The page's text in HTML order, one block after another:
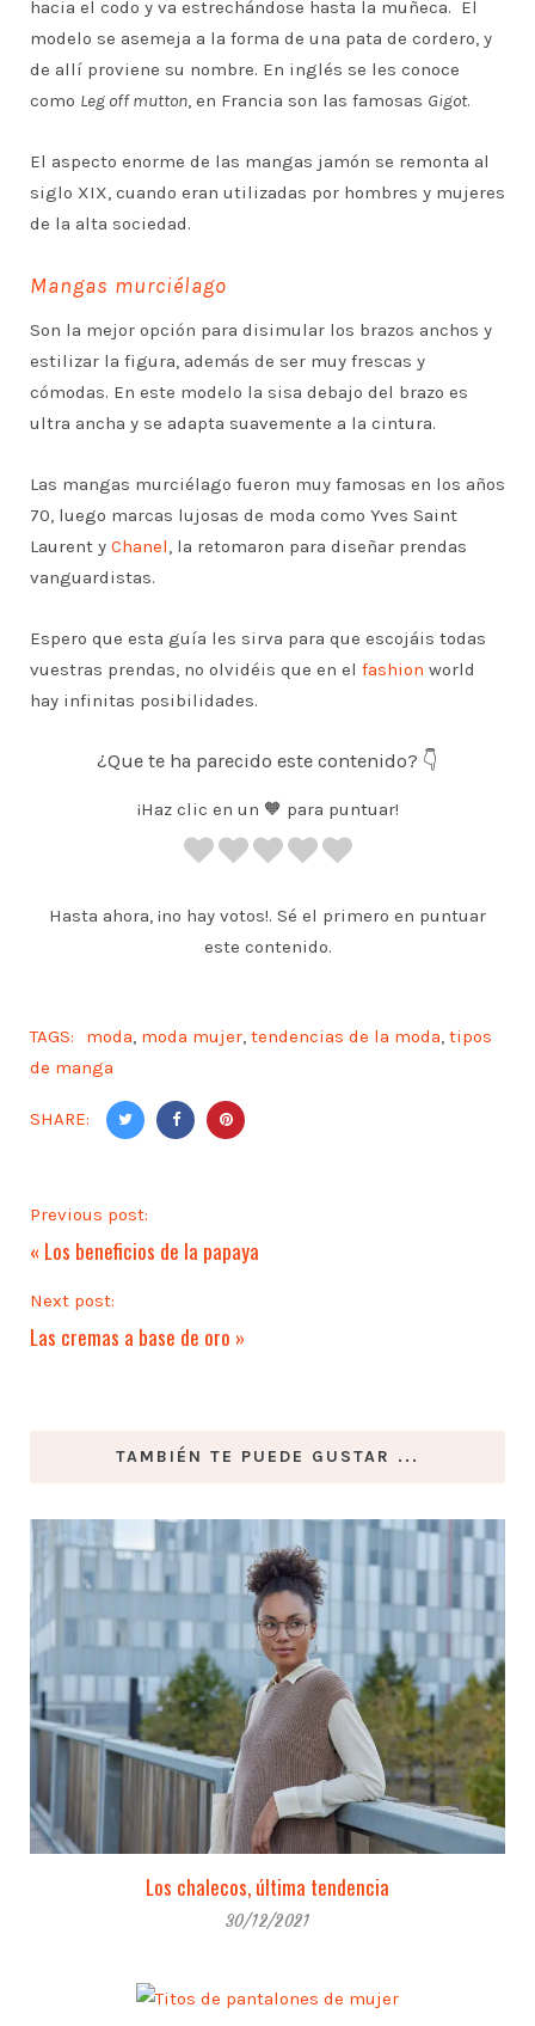
hacia el codo y va estrechándose hasta la muñeca. El
modelo se asemeja a la forma de una pata de cordero, y
de allí proviene su nombre. En inglés se les conoce
como Leg off mutton, en Francia son las famosas Gigot.
El aspecto enorme de las mangas jamón se remonta al
siglo XIX, cuando eran utilizadas por hombres y mujeres
de la alta sociedad.
Mangas murciélago
Son la mejor opción para disimular los brazos anchos y
estilizar la figura, además de ser muy frescas y
cómodas. En este modelo la sisa debajo del brazo es
ultra ancha y se adapta suavemente a la cintura.
Las mangas murciélago fueron muy famosas en los años
70, luego marcas lujosas de moda como Yves Saint
Laurent y Chanel, la retomaron para diseñar prendas
vanguardistas.
Espero que esta guía les sirva para que escojáis todas
vuestras prendas, no olvidéis que en el fashion world
hay infinitas posibilidades.
¿Que te ha parecido este contenido? 👇
¡Haz clic en un 🧡 para puntuar!
Hasta ahora, ¡no hay votos!. Sé el primero en puntuar
este contenido.
TAGS: moda, moda mujer, tendencias de la moda, tipos
de manga
SHARE:
Previous post:
« Los beneficios de la papaya
Next post:
Las cremas a base de oro »
TAMBIÉN TE PUEDE GUSTAR ...
Los chalecos, última tendencia
30/12/2021